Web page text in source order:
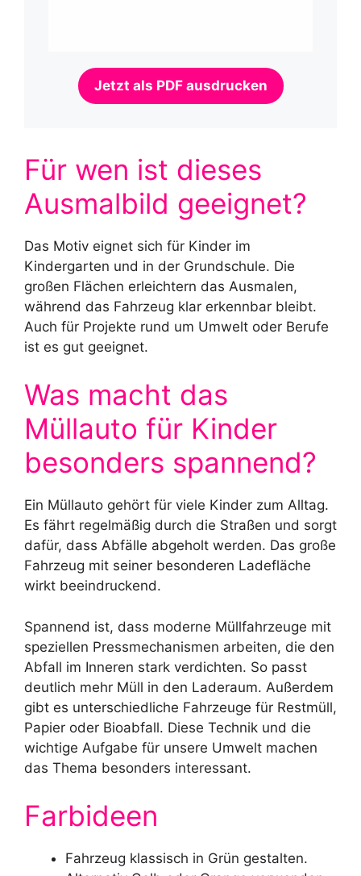
Jetzt als PDF ausdrucken
Für wen ist dieses
Ausmalbild geeignet?
Das Motiv eignet sich für Kinder im
Kindergarten und in der Grundschule. Die
großen Flächen erleichtern das Ausmalen,
während das Fahrzeug klar erkennbar bleibt.
Auch für Projekte rund um Umwelt oder Berufe
ist es gut geeignet.
Was macht das
Müllauto für Kinder
besonders spannend?
Ein Müllauto gehört für viele Kinder zum Alltag.
Es fährt regelmäßig durch die Straßen und sorgt
dafür, dass Abfälle abgeholt werden. Das große
Fahrzeug mit seiner besonderen Ladefläche
wirkt beeindruckend.
Spannend ist, dass moderne Müllfahrzeuge mit
speziellen Pressmechanismen arbeiten, die den
Abfall im Inneren stark verdichten. So passt
deutlich mehr Müll in den Laderaum. Außerdem
gibt es unterschiedliche Fahrzeuge für Restmüll,
Papier oder Bioabfall. Diese Technik und die
wichtige Aufgabe für unsere Umwelt machen
das Thema besonders interessant.
Farbideen
Fahrzeug klassisch in Grün gestalten.